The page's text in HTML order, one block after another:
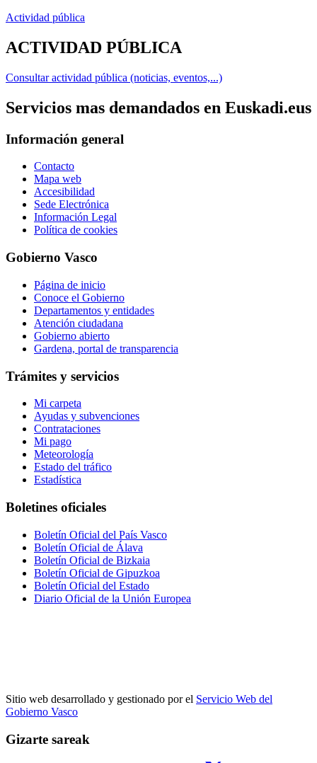
Actividad pública
ACTIVIDAD PÚBLICA
Consultar actividad pública (noticias, eventos,...)
Servicios mas demandados en Euskadi.eus
Información general
Contacto
Mapa web
Accesibilidad
Sede Electrónica
Información Legal
Política de cookies
Gobierno Vasco
Página de inicio
Conoce el Gobierno
Departamentos y entidades
Atención ciudadana
Gobierno abierto
Gardena, portal de transparencia
Trámites y servicios
Mi carpeta
Ayudas y subvenciones
Contrataciones
Mi pago
Meteorología
Estado del tráfico
Estadística
Boletines oficiales
Boletín Oficial del País Vasco
Boletín Oficial de Álava
Boletín Oficial de Bizkaia
Boletín Oficial de Gipuzkoa
Boletín Oficial del Estado
Diario Oficial de la Unión Europea
Sitio web desarrollado y gestionado por el Servicio Web del
Gobierno Vasco
Gizarte sareak